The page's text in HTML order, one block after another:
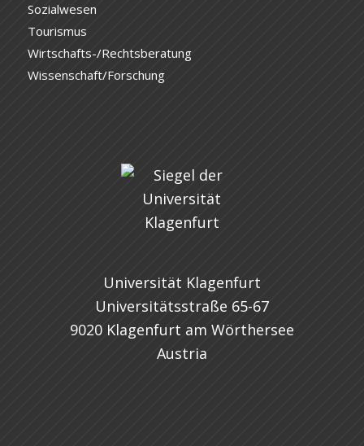
Sozialwesen
Tourismus
Wirtschafts-/Rechtsberatung
Wissenschaft/Forschung
Universität Klagenfurt
Universitätsstraße 65-67
9020 Klagenfurt am Wörthersee
Austria